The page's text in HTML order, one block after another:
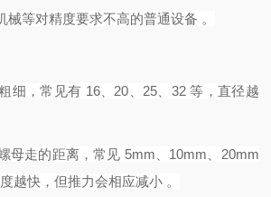
械等对精度要求不高的普通设备 。‌
细，常见有 16、20、25、32 等，直径越
母走的距离，常见 5mm、10mm、20mm
越快，但推力会相应减小 。‌‌‌